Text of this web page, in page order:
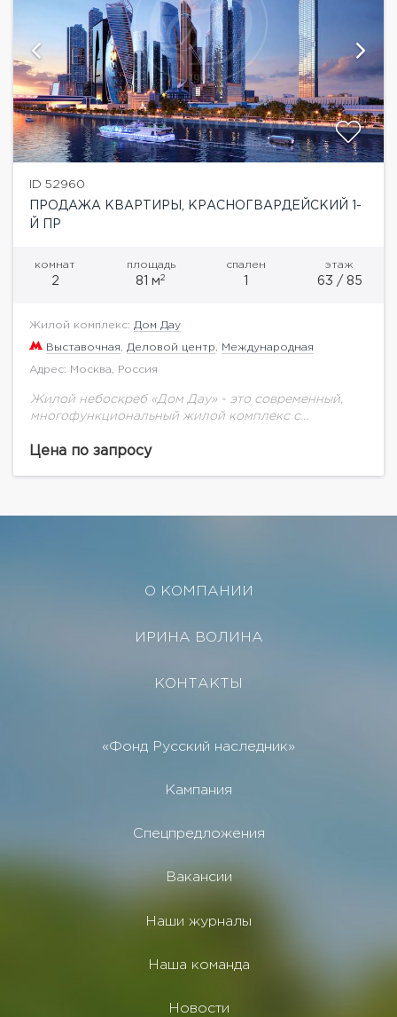
ID 52960
ПРОДАЖА КВАРТИРЫ, КРАСНОГВАРДЕЙСКИЙ 1-
Й ПР
комнат
2
площадь
81 м2
спален
1
этаж
63 / 85
Жилой комплекс: Дом Дау
Выставочная Деловой центр Международная
Адрес: Москва, Россия
Жилой небоскреб «Дом Дау» - это современный,
многофункциональный жилой комплекс с
смотря на близость к кластеру «Москва-Сити», «Дом
Цена по запросу
О КОМПАНИИ
ИРИНА ВОЛИНА
КОНТАКТЫ
«Фонд Русский наследник»
Кампания
Спецпредложения
Вакансии
Наши журналы
Наша команда
Новости